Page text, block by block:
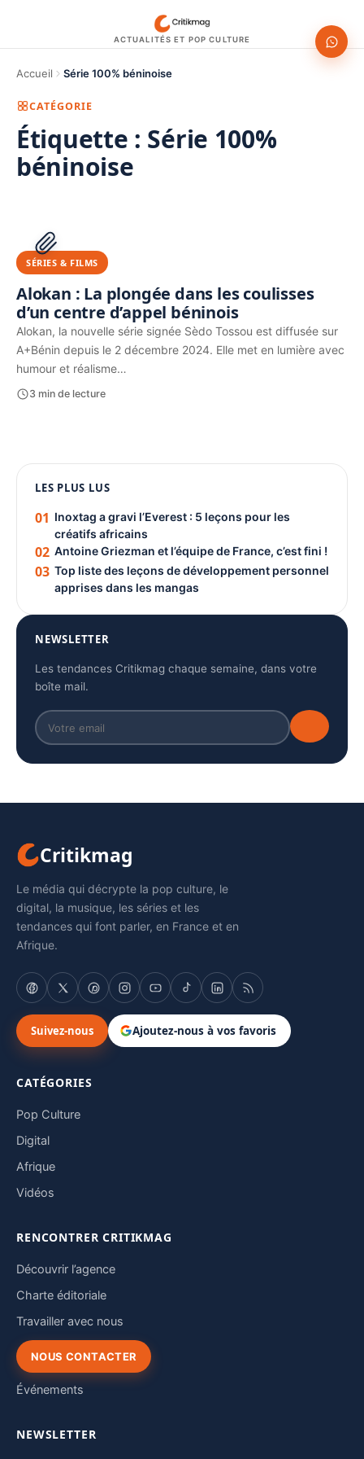
ACTUALITÉS ET POP CULTURE
Accueil Série 100% béninoise
CATÉGORIE
Étiquette : Série 100%
béninoise
PUBLICITÉ
SÉRIES & FILMS
Alokan : La plongée dans les coulisses
d’un centre d’appel béninois
Alokan, la nouvelle série signée Sèdo Tossou est diffusée sur
A+Bénin depuis le 2 décembre 2024. Elle met en lumière avec
humour et réalisme…
3 min de lecture
PUBLICITÉ
LES PLUS LUS
01 Inoxtag a gravi l’Everest : 5 leçons pour les
créatifs africains
02 Antoine Griezman et l’équipe de France, c’est fini !
03 Top liste des leçons de développement personnel
apprises dans les mangas
NEWSLETTER
Les tendances Critikmag chaque semaine, dans votre
boîte mail.
Critikmag
Le média qui décrypte la pop culture, le
digital, la musique, les séries et les
tendances qui font parler, en France et en
Afrique.
Suivez-nous Ajoutez-nous à vos favoris
CATÉGORIES
Pop Culture
Digital
Afrique
Vidéos
RENCONTRER CRITIKMAG
Découvrir l’agence
Charte éditoriale
Travailler avec nous
NOUS CONTACTER
Événements
NEWSLETTER